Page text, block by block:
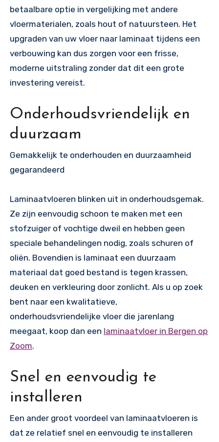
betaalbare optie in vergelijking met andere
vloermaterialen, zoals hout of natuursteen. Het
upgraden van uw vloer naar laminaat tijdens een
verbouwing kan dus zorgen voor een frisse,
moderne uitstraling zonder dat dit een grote
investering vereist.
Onderhoudsvriendelijk en
duurzaam
Gemakkelijk te onderhouden en duurzaamheid
gegarandeerd
Laminaatvloeren blinken uit in onderhoudsgemak.
Ze zijn eenvoudig schoon te maken met een
stofzuiger of vochtige dweil en hebben geen
speciale behandelingen nodig, zoals schuren of
oliën. Bovendien is laminaat een duurzaam
materiaal dat goed bestand is tegen krassen,
deuken en verkleuring door zonlicht. Als u op zoek
bent naar een kwalitatieve,
onderhoudsvriendelijke vloer die jarenlang
meegaat, koop dan een laminaatvloer in Bergen op
Zoom.
Snel en eenvoudig te
installeren
Een ander groot voordeel van laminaatvloeren is
dat ze relatief snel en eenvoudig te installeren